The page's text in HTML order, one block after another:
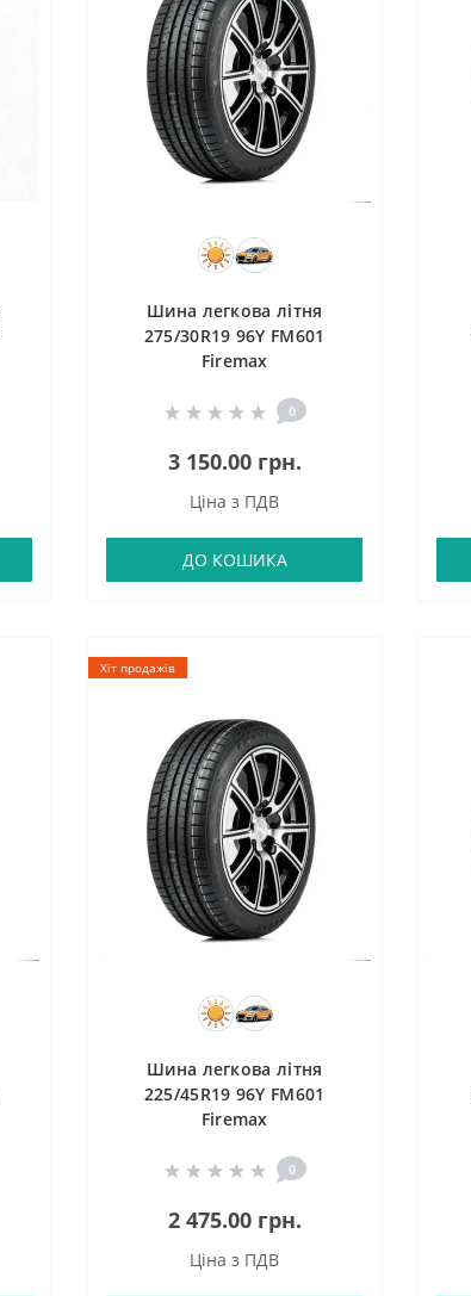
Шина легкова літня
275/30R19 96Y FM601
Firemax
0
3 150.00 грн.
Ціна з ПДВ
ДО КОШИКА
Хіт продажів
Шина легкова літня
225/45R19 96Y FM601
Firemax
0
2 475.00 грн.
Ціна з ПДВ